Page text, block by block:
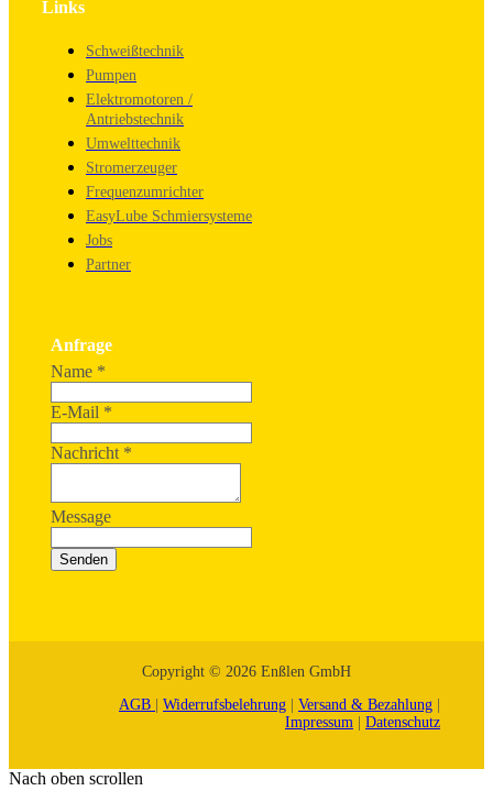
Links
Schweißtechnik
Pumpen
Elektromotoren /
Antriebstechnik
Umwelttechnik
Stromerzeuger
Frequenzumrichter
EasyLube Schmiersysteme
Jobs
Partner
Anfrage
Name *
E-Mail *
Nachricht *
Message
Senden
Copyright © 2026 Enßlen GmbH
AGB | Widerrufsbelehrung | Versand & Bezahlung |
Impressum | Datenschutz
Nach oben scrollen